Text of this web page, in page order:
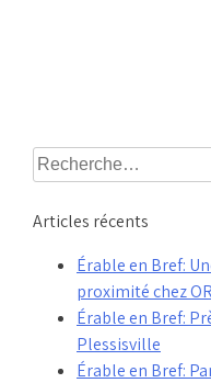
Rechercher :
Articles récents
Érable en Bref:
proximité chez
Érable en Bref:
Plessisville
Érable en Bref: